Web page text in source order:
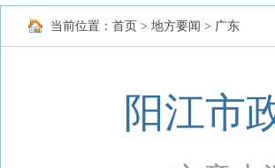
当前位置： 首页 > 地方要闻 > 广东
阳江市